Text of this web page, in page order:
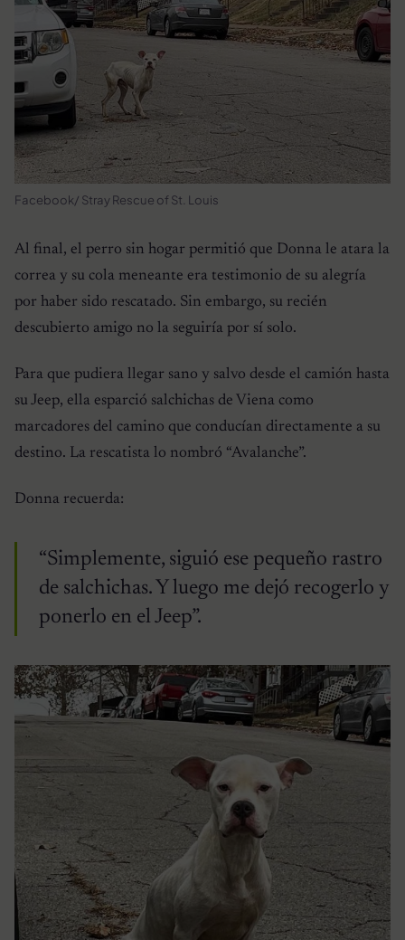
Facebook/ Stray Rescue of St. Louis
Al final, el perro sin hogar permitió que Donna le atara la
correa y su cola meneante era testimonio de su alegría
por haber sido rescatado. Sin embargo, su recién
descubierto amigo no la seguiría por sí solo.
Para que pudiera llegar sano y salvo desde el camión hasta
su Jeep, ella esparció salchichas de Viena como
marcadores del camino que conducían directamente a su
destino. La rescatista lo nombró “Avalanche”.
Donna recuerda:
“Simplemente, siguió ese pequeño rastro
de salchichas. Y luego me dejó recogerlo y
ponerlo en el Jeep”.